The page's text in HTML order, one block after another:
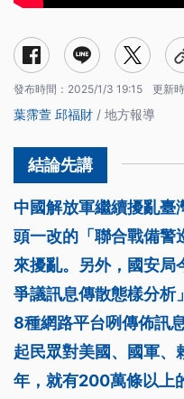
發布時間： 2025/1/3 19:15 更新
葉霈萱 邱福財 / 地方報導
中國解放軍繼續擾亂臺
頭一改的「聯合戰備
來擾亂。另外，國安
爭議訊息傳散態樣分析
8種網路平台咧傳佈訊
起民眾對美國、國軍
年，就有200萬條以上